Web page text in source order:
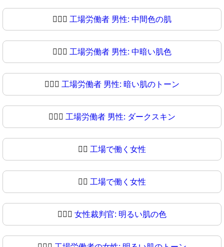
👨🏾‍⚖️ 工場労働者 男性: 中間色の肌
👨🏾‍⚖ 工場労働者 男性: 中暗い肌色
👨🏿‍⚖️ 工場労働者 男性: 暗い肌のトーン
👨🏿‍⚖ 工場労働者 男性: ダークスキン
👩‍⚖️ 工場で働く女性
👩‍⚖ 工場で働く女性
👩🏻‍⚖️ 女性裁判官: 明るい肌の色